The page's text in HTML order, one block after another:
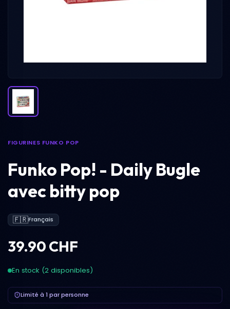
FIGURINES FUNKO POP
Funko Pop! - Daily Bugle
avec bitty pop
🇫🇷Français
39.90 CHF
En stock (2 disponibles)
Limité à 1 par personne